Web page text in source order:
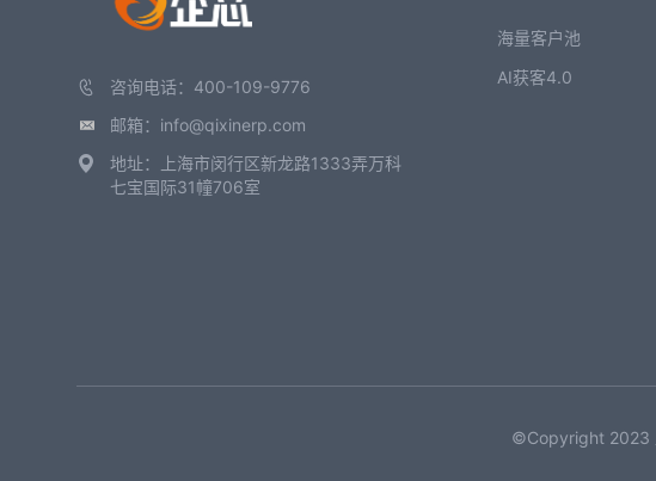
咨询电话：400-109-9776
邮箱：info@qixinerp.com
地址：上海市闵行区新龙路1333弄万科
七宝国际31幢706室
海量客户池
AI获客4.0
©Copyright 2023